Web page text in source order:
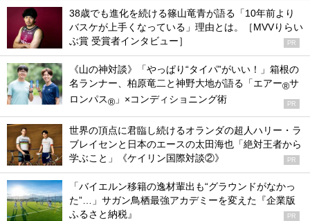
38歳でも進化を続ける篠山竜青が語る「10年前より
バスケが上手くなっている」理由とは。［MVVりらい
ぶ賞 受賞者インタビュー］
PR
《山の神対談》「やっぱり“タイパ”がいい！」箱根の
名ランナー、柏原竜二と神野大地が語る「エアー®サ
ロンパス® 」×コンディショニング術 PR
世界の頂点に君臨し続けるオランダの超人ハリー・ラ
ブレイセンと日本のエースの太田海也「絶対王者から
学ぶこと」《ケイリン国際対談②》
PR
「バイエルン移籍の逸材輩出も“グラウンドがなかっ
た”…」サガン鳥栖最強アカデミーを変えた『企業版
ふるさと納税』
PR